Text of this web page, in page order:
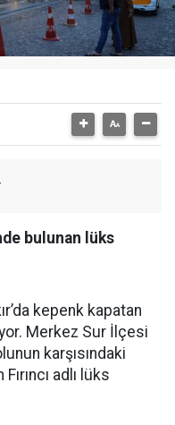
bulunan lüks
kepenk kapatan
Merkez Sur İlçesi
karşısındaki
adlı lüks